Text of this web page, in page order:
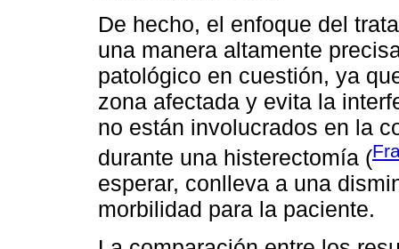
De hecho, el enfoque del
una manera altamente
patológico en cuestión, ya
zona afectada y evita la
no están involucrados en la
durante una histerectomía (
esperar, conlleva a una
morbilidad para la paciente.